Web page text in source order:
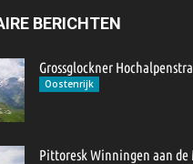
BERICHTEN
Grossglockner
Oostenrijk
Pittoresk Winningen aan de